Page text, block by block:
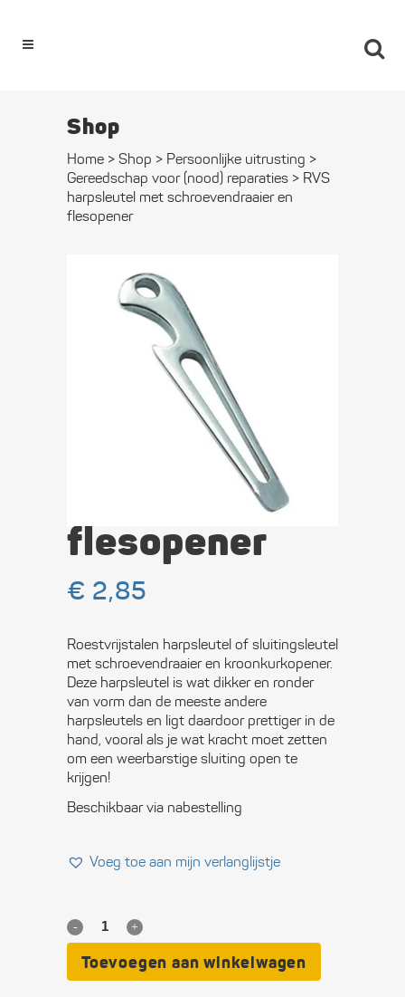
Shop
Home > Shop > Persoonlijke uitrusting >
Gereedschap voor (nood) reparaties > RVS
harpsleutel met schroeven­draaier en
flesopener
RVS
harpsleutel
schroeven­
draaier en
flesopener
€ 2,85
Roestvrijstalen harpsleutel of sluitingsleutel
met schroevendraaier en kroonkurkopener.
Deze harpsleutel is wat dikker en ronder
van vorm dan de meeste andere
harpsleutels en ligt daardoor prettiger in de
hand, vooral als je wat kracht moet zetten
om een weerbarstige sluiting open te
krijgen!
Beschikbaar via nabestelling
Voeg toe aan mijn verlanglijstje
RVS
harpsleutel
Toevoegen aan winkelwagen